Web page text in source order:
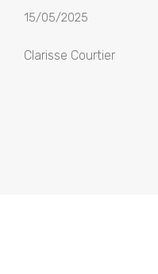
15/05/2025
Clarisse Courtier